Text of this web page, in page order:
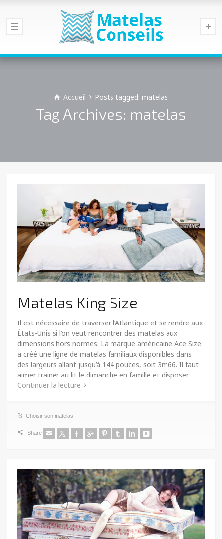
Accueil Posts tagged: matelas
Tag Archives: matelas
Matelas King Size
Il est nécessaire de traverser l’Atlantique et se rendre aux
États-Unis si l’on veut rencontrer des matelas aux
dimensions hors normes. La marque américaine Ace Size
a créé une ligne de matelas familiaux disponibles dans
des largeurs allant jusqu’à 144 pouces, soit 3m66. Il faut
aimer trainer au lit le dimanche en famille et disposer …
Continuer la lecture
Choisir son matelas
Share